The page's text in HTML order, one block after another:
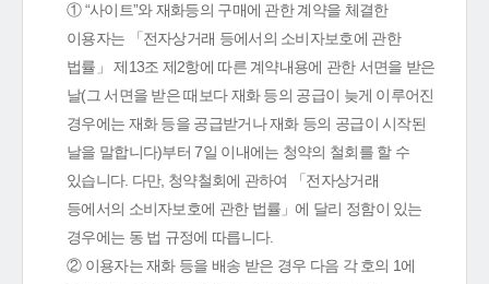
① “사이트”와 재화등의 구매에 관한 계약을 체결한
이용자는 「전자상거래 등에서의 소비자보호에 관한
법률」 제13조 제2항에 따른 계약내용에 관한 서면을 받은
날(그 서면을 받은 때보다 재화 등의 공급이 늦게 이루어진
경우에는 재화 등을 공급받거나 재화 등의 공급이 시작된
날을 말합니다)부터 7일 이내에는 청약의 철회를 할 수
있습니다. 다만, 청약철회에 관하여 「전자상거래
등에서의 소비자보호에 관한 법률」에 달리 정함이 있는
경우에는 동 법 규정에 따릅니다.
② 이용자는 재화 등을 배송 받은 경우 다음 각 호의 1에